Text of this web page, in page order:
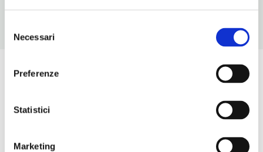
delNecessari
Preferenze
Statistici
Marketing